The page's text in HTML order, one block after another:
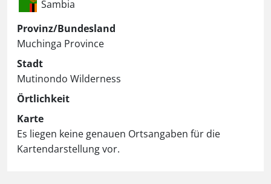
Sambia
Provinz/Bundesland
Muchinga Province
Stadt
Mutinondo Wilderness
Örtlichkeit
Karte
Es liegen keine genauen Ortsangaben für die
Kartendarstellung vor.